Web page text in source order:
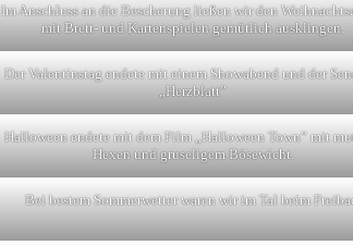
Im Anschluss an die Bescherung ließen wir den
mit Brett- und Kartenspielen gemütlich ausklingen.
Der Valentinstag endete mit einem Showabend und der
„Herzblatt”
Halloween endete mit dem Film „Halloween Town” mit
Hexen und gruseligem Bösewicht.
Bei bestem Sommerwetter waren wir im Tal beim